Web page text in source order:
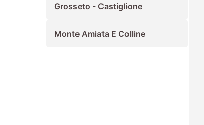
Grosseto - Castiglione
Monte Amiata E Colline